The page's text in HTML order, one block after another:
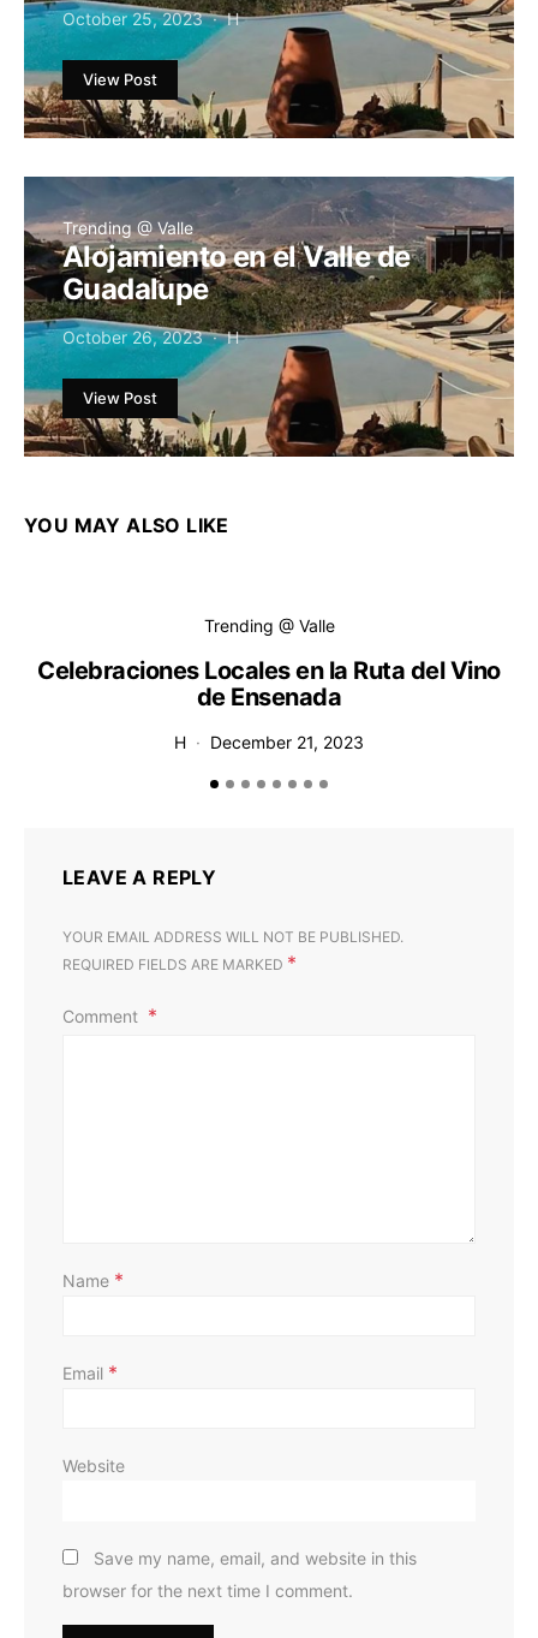
October 25, 2023 H
View Post
Trending @ Valle
Alojamiento en el Valle de
Guadalupe
October 26, 2023 H
View Post
YOU MAY ALSO LIKE
Trending @ Valle
Celebraciones Locales en la Ruta del Vino
de Ensenada
H December 21, 2023
LEAVE A REPLY
YOUR EMAIL ADDRESS WILL NOT BE PUBLISHED.
REQUIRED FIELDS ARE MARKED *
Comment
Name *
Email *
Website
Save my name, email, and website in this
browser for the next time I comment.